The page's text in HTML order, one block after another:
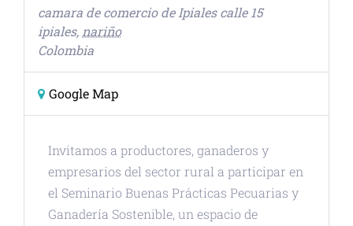
camara de comercio de Ipialescalle 15
ipiales, nariño
Colombia
Google Map
Invitamos a productores, ganaderos y
empresarios del sector rural a participar en
el Seminario Buenas Prácticas Pecuarias y
Ganadería Sostenible, un espacio de